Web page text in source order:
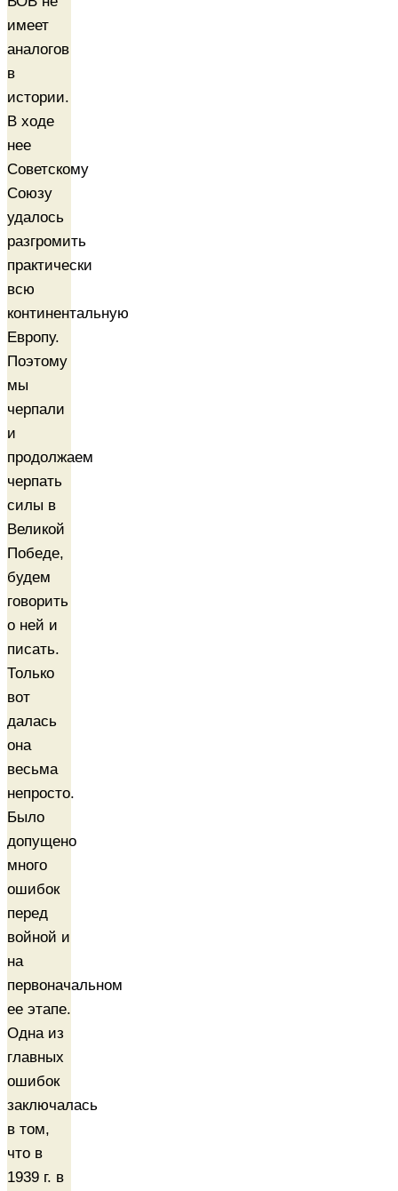
имеет
аналогов
в
истории.
В ходе
нее
Советскому
Союзу
удалось
разгромить
практически
всю
континентальную
Европу.
Поэтому
мы
черпали
и
продолжаем
черпать
силы в
Великой
Победе,
будем
говорить
о ней и
писать.
Только
вот
далась
она
весьма
непросто.
Было
допущено
много
ошибок
перед
войной и
на
первоначальном
ее этапе.
Одна из
главных
ошибок
заключалась
в том,
что в
1939 г. в